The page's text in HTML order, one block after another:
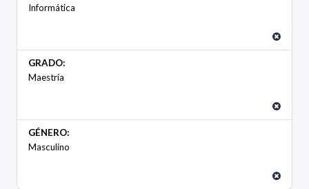
Informática
GRADO:
Maestría
GÉNERO:
Masculino